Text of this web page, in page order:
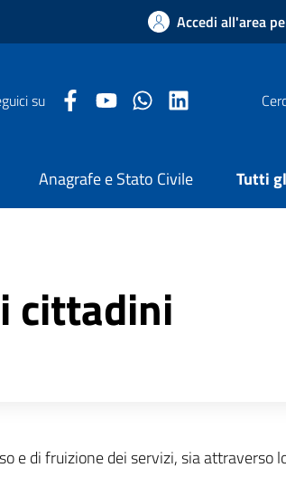
Accedi all'area
su Facebook Comune di Arezzo
Youtube Comune di Arezzo
Twitter Comune di
LinkedIn
Anagrafe e Stato Civile Tutti
cittadini
e di fruizione dei servizi, sia attraverso